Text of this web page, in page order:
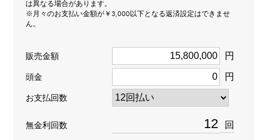
型番
AVSATZ45WW003
タイプ
メンズ
ムーブメント
は異なる場合があります。
※月々のお支払い金額が￥3,000以下となる返済設定はできませ
ん。
販売金額 円
頭金 円
お支払回数
無金利回数 回